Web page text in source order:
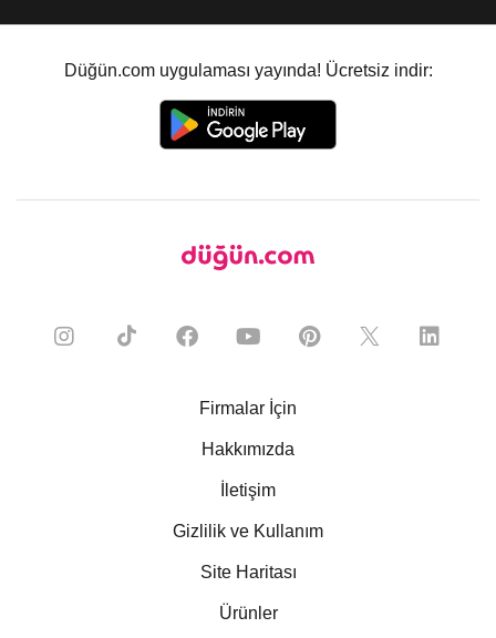
Düğün.com uygulaması yayında! Ücretsiz indir:
Firmalar İçin
Hakkımızda
İletişim
Gizlilik ve Kullanım
Site Haritası
Ürünler